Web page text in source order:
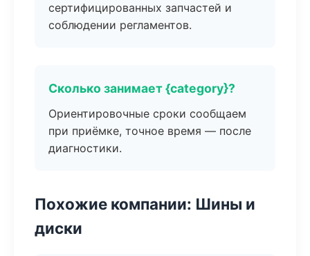
сертифицированных запчастей и
соблюдении регламентов.
Сколько занимает {category}?
Ориентировочные сроки сообщаем
при приёмке, точное время — после
диагностики.
Похожие компании: Шины и
диски